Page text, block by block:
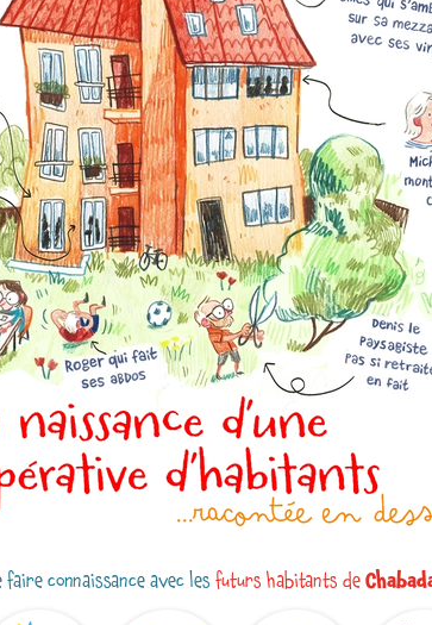
connaissance avec lesfuturs habitants de